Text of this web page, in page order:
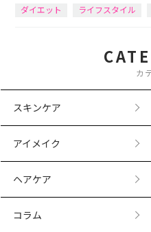
ダイエット ライフスタイル
カ
スキンケア
アイメイク
ヘアケア
コラム